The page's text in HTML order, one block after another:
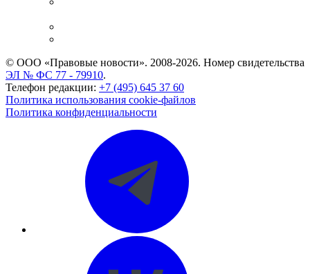
© ООО «Правовые новости». 2008-2026. Номер свидетельства
ЭЛ № ФС 77 - 79910.
Телефон редакции: +7 (495) 645 37 60
Политика использования cookie-файлов
Политика конфиденциальности